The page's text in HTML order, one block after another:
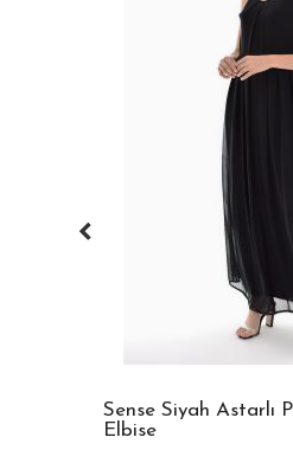
Sense Siyah Astarlı
Elbise